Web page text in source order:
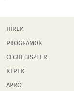
HÍREK
PROGRAMOK
CÉGREGISZTER
KÉPEK
APRÓ